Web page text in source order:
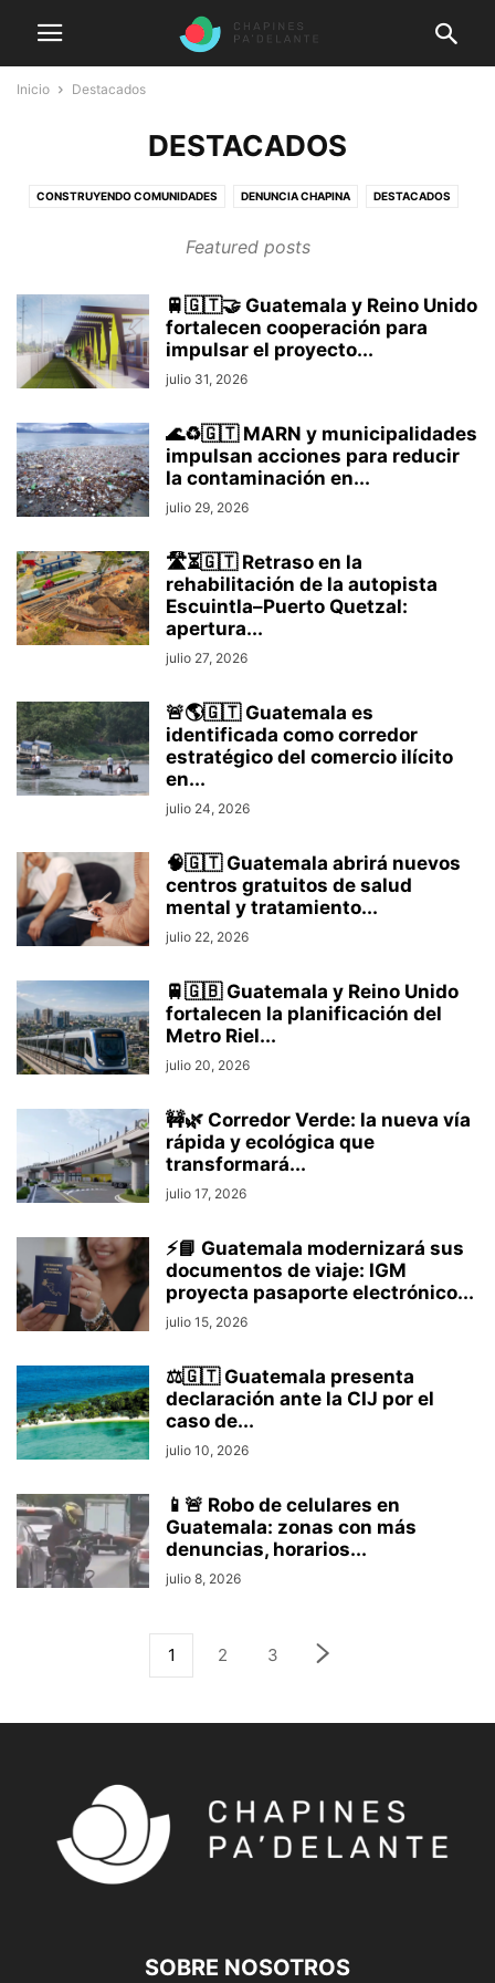
Inicio Destacados
DESTACADOS
CONSTRUYENDO COMUNIDADES DENUNCIA CHAPINA DESTACADOS
LA VOZ DEL MIGRANTE NOTICHAPINES
Featured posts
🚆🇬🇹🤝 Guatemala y Reino Unido
fortalecen cooperación para
impulsar el proyecto...
julio 31, 2026
🌊♻️🇬🇹 MARN y municipalidades
impulsan acciones para reducir
la contaminación en...
julio 29, 2026
🛣️⏳🇬🇹 Retraso en la
rehabilitación de la autopista
Escuintla–Puerto Quetzal:
apertura...
julio 27, 2026
🚨🌎🇬🇹 Guatemala es
identificada como corredor
estratégico del comercio ilícito
en...
julio 24, 2026
🧠🇬🇹 Guatemala abrirá nuevos
centros gratuitos de salud
mental y tratamiento...
julio 22, 2026
🚆🇬🇧 Guatemala y Reino Unido
fortalecen la planificación del
Metro Riel...
julio 20, 2026
🚧🌿 Corredor Verde: la nueva vía
rápida y ecológica que
transformará...
julio 17, 2026
⚡📘 Guatemala modernizará sus
documentos de viaje: IGM
proyecta pasaporte electrónico...
julio 15, 2026
⚖️🇬🇹 Guatemala presenta
declaración ante la CIJ por el
caso de...
julio 10, 2026
📱🚨 Robo de celulares en
Guatemala: zonas con más
denuncias, horarios...
julio 8, 2026
1 2 3
SOBRE NOSOTROS